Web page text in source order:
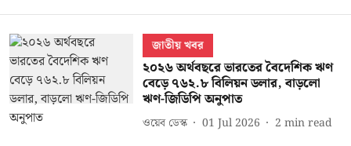
জাতীয় খবর
২০২৬ অর্থবছরে ভারতের বৈদেশিক ঋণ
বেড়ে ৭৬২.৮ বিলিয়ন ডলার, বাড়লো
ঋণ-জিডিপি অনুপাত
ওয়েব ডেস্ক 01 Jul 2026 2 min read